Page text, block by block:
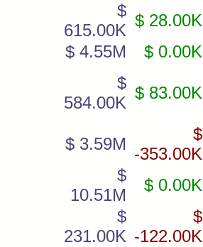
$
615.00K
$ 28.00K
$ 4.55M
$ 0.00K
$
584.00K
$ 83.00K
$ 3.59M
$
-353.00K
$
10.51M
$ 0.00K
$
231.00K
$
-122.00K